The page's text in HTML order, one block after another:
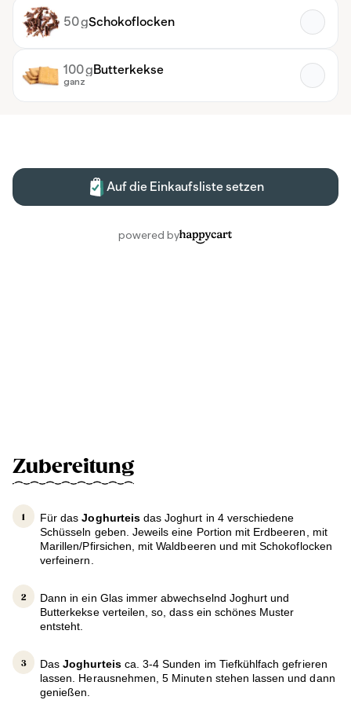
Zubereitung
Für dasJoghurteisdas Joghurt in 4 verschiedene
Schüsseln geben. Jeweils eine Portion mit Erdbeeren, mit
Marillen/Pfirsichen, mit Waldbeeren und mit Schokoflocken
verfeinern.
Dann in ein Glas immer abwechselnd Joghurt und
Butterkekse verteilen, so, dass ein schönes Muster
entsteht.
DasJoghurteis ca. 3-4 Sunden im Tiefkühlfach gefrieren
lassen. Herausnehmen, 5 Minuten stehen lassen und dann
genießen.